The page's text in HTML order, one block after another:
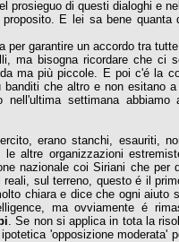
prosieguo di questi dialoghi e
E lei sa bene
per garantire un accordo tra
ma bisogna ricordare che ci
ma più piccole. E poi c'é la
che altro e non esitano
settimana
erano stanchi, esauriti,
altre organizzazioni
nazionale coi Siriani che
sul terreno, questo é il
chiara e dice che ogni aiuto
ma ovviamente é
. Se non si applica in tota la
'opposizione moderata'